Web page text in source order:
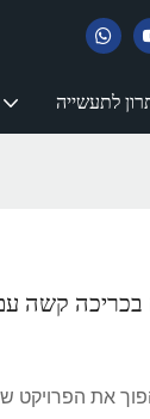
לתעשייה
קשה
את הפרויקט